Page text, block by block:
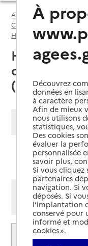
Accueil
Espace
Caisses d’allocations
Haute-Corse (2B)
Haute-
caisses
(CAF)
Modifier ma
Afficher les
Mode liste
Caisse
Corse - accueil
À
Découvrez
données en
à caractère
Afin de mieux
nous utilisons
statistiques,
Des cookies
évaluer la
personnalisée
savoir plus,
Si vous cliquez
partenaires
navigation. Si
déposés. Si
l’implantation
conservé pour
informé et
cookies ».